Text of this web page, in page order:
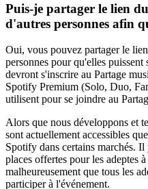
Puis-je partager le lien
d'autres personnes afin
Oui, vous pouvez partager le
personnes pour qu'elles
devront s'inscrire au Partage
Spotify Premium (Solo, Duo,
utilisent pour se joindre au
Alors que nous développons et
sont actuellement accessibles
Spotify dans certains marchés.
places offertes pour les adeptes
malheureusement que tous les
participer à l'événement.